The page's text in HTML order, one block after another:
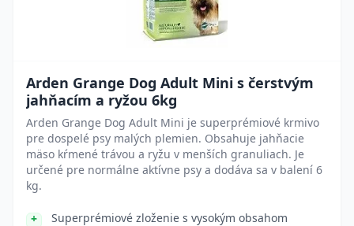
Arden Grange Dog Adult Mini s čerstvým
jahňacím a ryžou 6kg
Arden Grange Dog Adult Mini je superprémiové krmivo
pre dospelé psy malých plemien. Obsahuje jahňacie
mäso kŕmené trávou a ryžu v menších granuliach. Je
určené pre normálne aktívne psy a dodáva sa v balení 6
kg.
Superprémiové zloženie s vysokým obsahom